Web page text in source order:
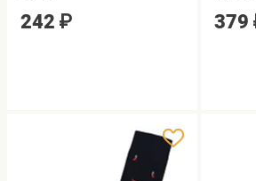
242 ₽ 379